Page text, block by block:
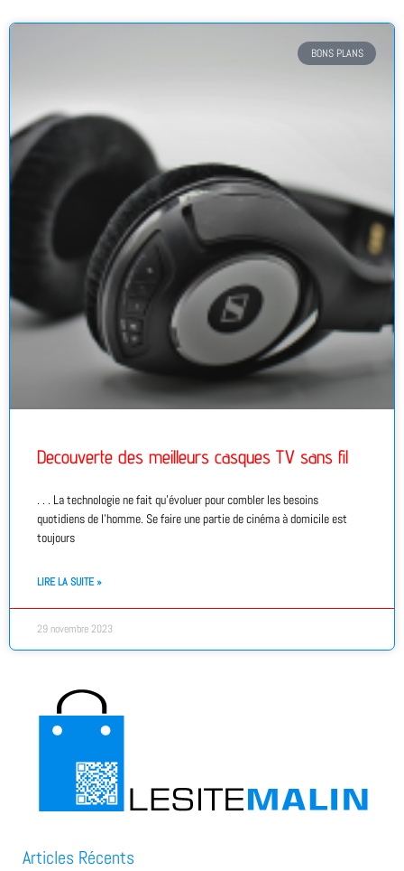
BONS PLANS
Decouverte des meilleurs casques TV sans fil
. . . La technologie ne fait qu’évoluer pour combler les besoins
quotidiens de l’homme. Se faire une partie de cinéma à domicile est
toujours
LIRE LA SUITE »
29 novembre 2023
Articles Récents